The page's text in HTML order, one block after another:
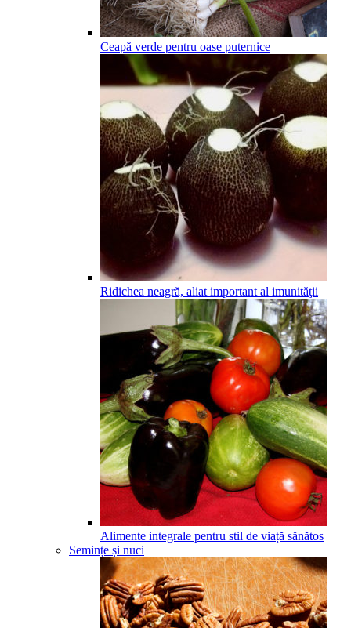
Ceapă verde pentru oase puternice
Ridichea neagră, aliat important al imunităţii
Alimente integrale pentru stil de viață sănătos
Semințe și nuci